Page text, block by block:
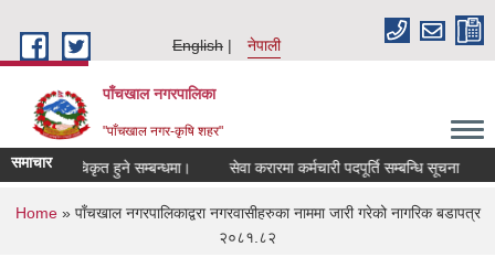
English
नेपाली
पाँचखाल नगरपालिका
"पाँचखाल नगर-कृषि शहर"
समाचारसूचिकृत हुने सम्बन्धमा। सेवा करारमा कर्मचारी पदपूर्ति सम्बन्धि सूचना
You are here
Home» पाँचखाल नगरपालिकाद्वरा नगरवासीहरुका नाममा जारी गरेको नागरिक बडापत्र
२०८१.८२